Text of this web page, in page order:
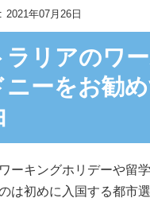
2021年07月26日
リアのワ
ーをお勧
ーキングホリデーや留
は初めに入国する都市